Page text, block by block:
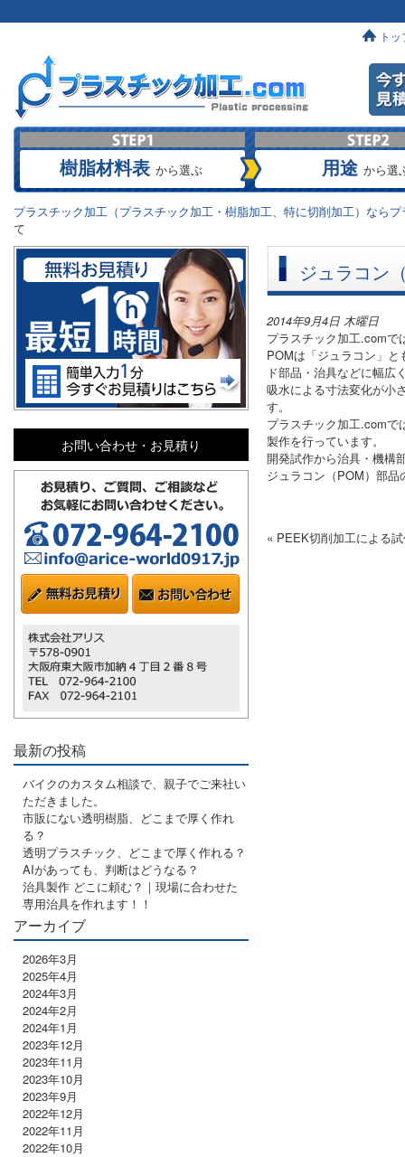
トッ
樹脂材料表 から選ぶ 用途 から選
プラスチック加工（プラスチック加工・樹脂加工、特に切削加工）なら
て
ジュラコン
2014年9月4日 木曜日
プラスチック加工.comで
POMは「ジュラコン」
ド部品・治具などに幅広
吸水による寸法変化が小
す。
プラスチック加工.comで
製作を行っています。
開発試作から治具・機構
ジュラコン（POM）部
« PEEK切削加工による
お問い合わせ・お見積り
最新の投稿
バイクのカスタム相談で、親子でご来社い
ただきました。
市販にない透明樹脂、どこまで厚く作れ
る？
透明プラスチック、どこまで厚く作れる？
AIがあっても、判断はどうなる？
治具製作 どこに頼む？｜現場に合わせた
専用治具を作れます！！
アーカイブ
2026年3月
2025年4月
2024年3月
2024年2月
2024年1月
2023年12月
2023年11月
2023年10月
2023年9月
2022年12月
2022年11月
2022年10月